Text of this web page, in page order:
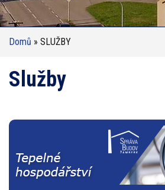
Domů » SLUŽBY
Služby